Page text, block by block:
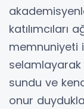
katılımcıları
memnuniyeti
selamlayarak
sundu ve
onur